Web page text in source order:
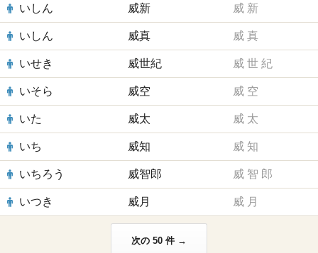
いしん 威新 威 新
いしん 威真 威 真
いせき 威世紀 威 世 紀
いそら 威空 威 空
いた 威太 威 太
いち 威知 威 知
いちろう 威智郎 威 智 郎
いつき 威月 威 月
次の 50 件 →